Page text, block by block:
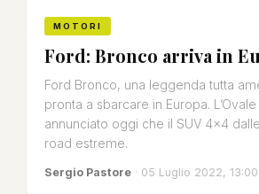
MOTORI
Ford: Bronco arriva in
Ford Bronco, una leggenda tutta
pronta a sbarcare in Europa. L’Ovale
annunciato oggi che il SUV 4x4
road estreme.
Sergio Pastore · 05 Luglio 2022, 13:00